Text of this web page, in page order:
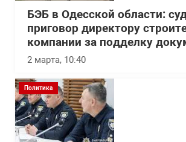
БЭБ в Одесской области:
приговор директору
компании за подделку
2 марта, 10:40
Политика